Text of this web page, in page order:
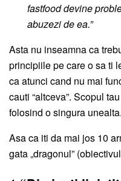
fastfood devine
abuzezi de ea.”
Asta nu inseamna ca
principiile pe care o sa ti
ca atunci cand nu mai
cauti “altceva”. Scopul
folosind o singura unealta.
Asa ca iti da mai jos 10
gata „dragonul”